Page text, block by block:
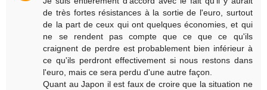
de très fortes résistances à la sortie de l'euro, surtout
de la part de ceux qui ont quelques économies, et qui
ne se rendent pas compte que ce que ce qu'ils
craignent de perdre est probablement bien inférieur à
ce qu'ils perdront effectivement si nous restons dans
l'euro, mais ce sera perdu d'une autre façon.
Quant au Japon il est faux de croire que la situation ne